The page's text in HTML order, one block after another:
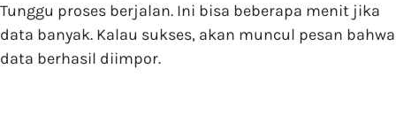
Tunggu proses berjalan. Ini bisa beberapa menit jika
data banyak. Kalau sukses, akan muncul pesan bahwa
data berhasil diimpor.